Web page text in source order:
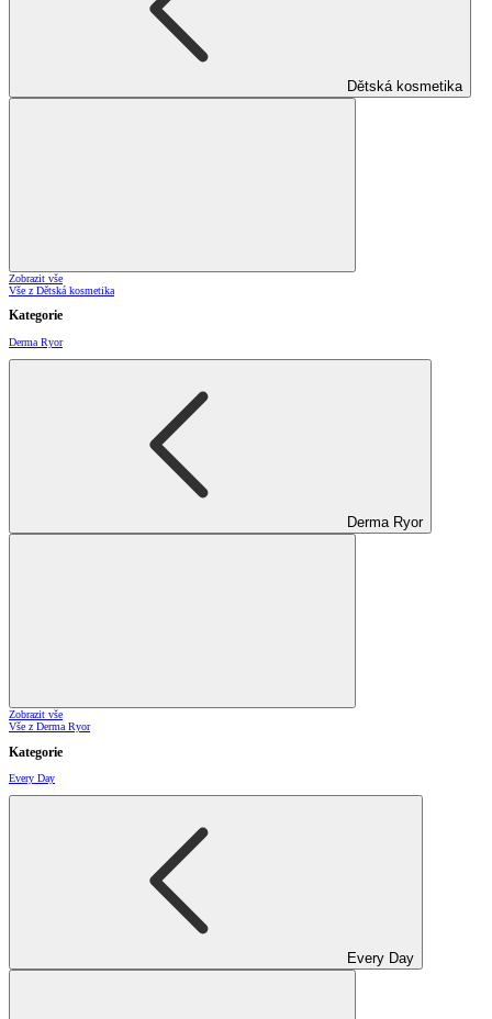
Dětská kosmetika
Zobrazit vše
Vše z Dětská kosmetika
Kategorie
Derma Ryor
Derma Ryor
Zobrazit vše
Vše z Derma Ryor
Kategorie
Every Day
Every Day